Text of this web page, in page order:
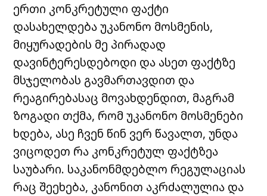
ერთი კონკრეტული ფაქტი
დასახელდება უკანონო მოსმენის,
მიყურადების მე პირადად
დავინტერესდებოდი და ასეთ ფაქტზე
მსჯელობას გავმართავდით და
რეაგირებასაც მოვახდენდით, მაგრამ
ზოგადი თქმა, რომ უკანონო მოსმენები
ხდება, ასე ჩვენ წინ ვერ წავალთ, უნდა
ვიცოდეთ რა კონკრეტულ ფაქტზეა
საუბარი. საკანონმდებლო რეგულაციას
რაც შეეხება, კანონით აკრძალულია და